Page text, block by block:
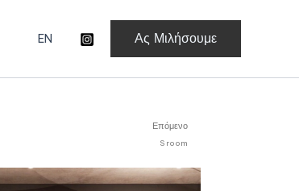
EN Ας Μιλήσουμε
Επόμενο
S room